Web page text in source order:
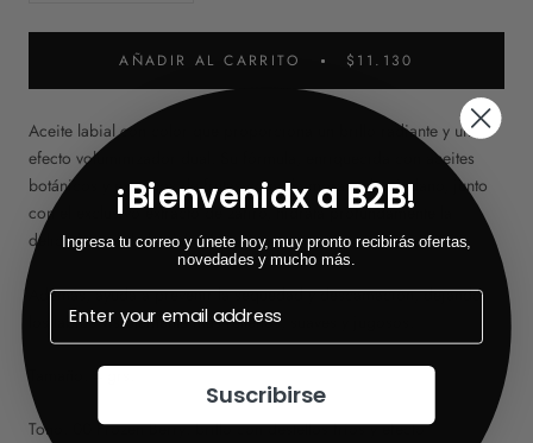
AÑADIR AL CARRITO $11.130
Aceite labial con color que proporciona un brillo radiante y un
efecto voluminizador dual. Su fórmula, enriquecida con aceites
botánicos y extractos de frutas como la mora y el arándano, junto
con el exclusivo extracto de zafiro, hidrata profundamente la
delicada piel de los labios.
Además, ayuda a prevenir la sequedad y descamación, dejando
los labios visiblemente más rellenos, suaves y jugosos.
Tamaño: 4 grs.
Tono: 00 Frozen Berry: brillo con destellos fríos y efecto
¡Bienvenidx a B2B!
Ingresa tu correo y únete hoy, muy pronto recibirás ofertas,
novedades y mucho más.
Suscribirse